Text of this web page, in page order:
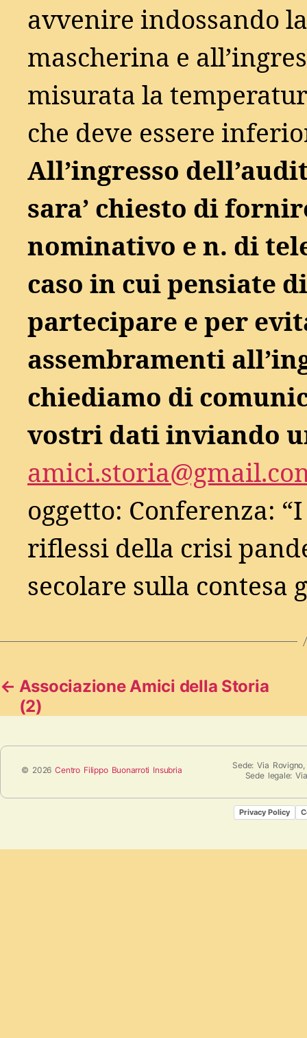
avvenire indossando la
mascherina e
misurata la
che deve essere
All’ingresso
sara’ chiesto di
nominativo e n. di
caso in cui pensiate di
partecipare e per
assembramenti
chiediamo di
vostri dati inviando
oggetto: Conferenza:
riflessi della crisi
secolare sulla contesa
← Associazione Amici della Storia
(2)
© 2026Centro Filippo Buonarroti Insubria
Sede: Via
Sede legale:
Privacy Policy